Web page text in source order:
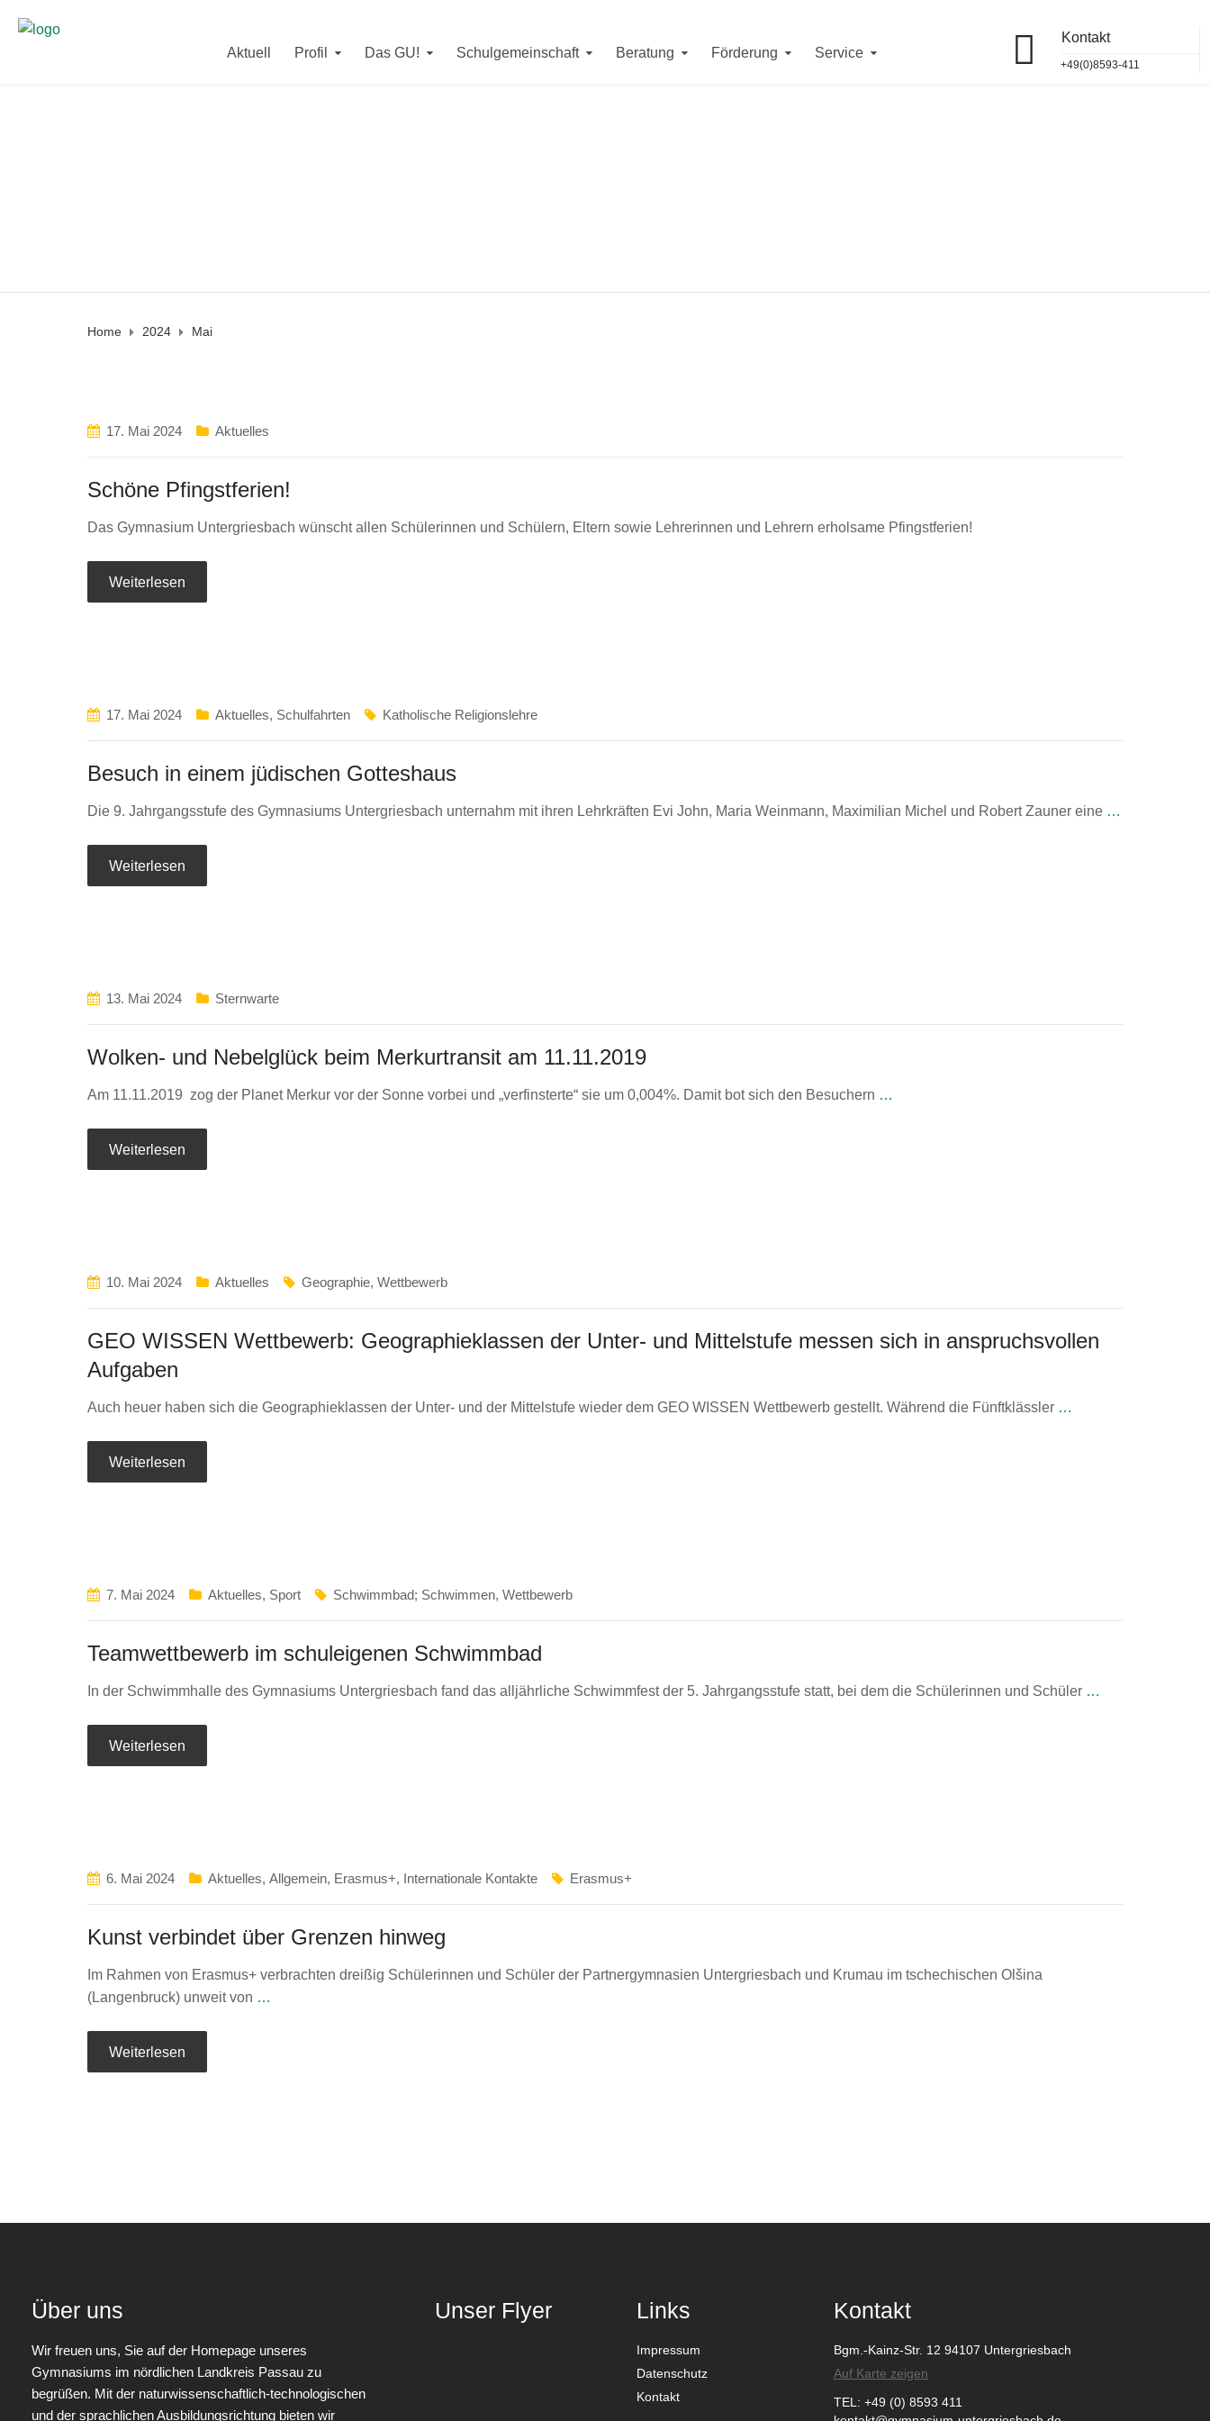
Aktuell Profil Das GU! Schulgemeinschaft Beratung Förderung Service
Kontakt
+49(0)8593-411
Home 2024 Mai
17. Mai 2024 Aktuelles
Schöne Pfingstferien!
Das Gymnasium Untergriesbach wünscht allen Schülerinnen und Schülern, Eltern sowie Lehrerinnen und Lehrern erholsame Pfingstferien!
Weiterlesen
17. Mai 2024 Aktuelles, Schulfahrten Katholische Religionslehre
Besuch in einem jüdischen Gotteshaus
Die 9. Jahrgangsstufe des Gymnasiums Untergriesbach unternahm mit ihren Lehrkräften Evi John, Maria Weinmann, Maximilian Michel und Robert Zauner eine …
Weiterlesen
13. Mai 2024 Sternwarte
Wolken- und Nebelglück beim Merkurtransit am 11.11.2019
Am 11.11.2019 zog der Planet Merkur vor der Sonne vorbei und „verfinsterte“ sie um 0,004%. Damit bot sich den Besuchern …
Weiterlesen
10. Mai 2024 Aktuelles Geographie, Wettbewerb
GEO WISSEN Wettbewerb: Geographieklassen der Unter- und Mittelstufe messen sich in anspruchsvollen
Aufgaben
Auch heuer haben sich die Geographieklassen der Unter- und der Mittelstufe wieder dem GEO WISSEN Wettbewerb gestellt. Während die Fünftklässler …
Weiterlesen
7. Mai 2024 Aktuelles, Sport Schwimmbad; Schwimmen, Wettbewerb
Teamwettbewerb im schuleigenen Schwimmbad
In der Schwimmhalle des Gymnasiums Untergriesbach fand das alljährliche Schwimmfest der 5. Jahrgangsstufe statt, bei dem die Schülerinnen und Schüler …
Weiterlesen
6. Mai 2024 Aktuelles, Allgemein, Erasmus+, Internationale Kontakte Erasmus+
Kunst verbindet über Grenzen hinweg
Im Rahmen von Erasmus+ verbrachten dreißig Schülerinnen und Schüler der Partnergymnasien Untergriesbach und Krumau im tschechischen Olšina
(Langenbruck) unweit von …
Weiterlesen
Über uns
Wir freuen uns, Sie auf der Homepage unseres
Gymnasiums im nördlichen Landkreis Passau zu
begrüßen. Mit der naturwissenschaftlich-technologischen
und der sprachlichen Ausbildungsrichtung bieten wir
Unser Flyer Links
Impressum
Datenschutz
Kontakt
Kontakt
Bgm.-Kainz-Str. 12 94107 Untergriesbach
Auf Karte zeigen
TEL: +49 (0) 8593 411
Sekretariat und Direktorat sind in der letzten Ferienwoche ( 7. - 11. September, 14. September ) jeweils von 9 - 12 Uhr telefonisch und vor Ort erreichbar.
10. - 12. August und vom 2. bis 4. Septembererreichen Sie uns telefonisch unter08593/411jeweils von